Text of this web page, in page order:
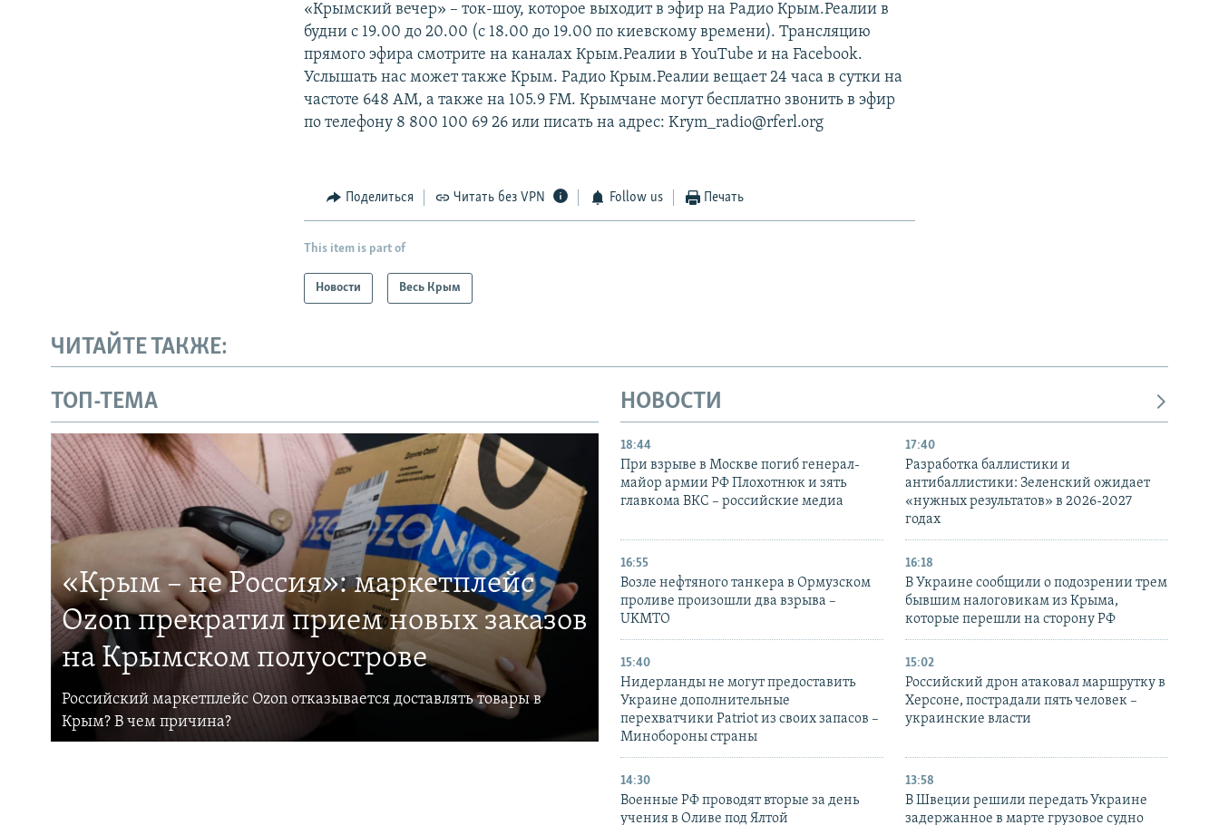
«Крымский вечер» – ток-шоу, которое выходит в эфир на Радио Крым.Реалии в
будни с 19.00 до 20.00 (с 18.00 до 19.00 по киевскому времени). Трансляцию
прямого эфира смотрите на каналах Крым.Реалии в YouTube и на Facebook.
Услышать нас может также Крым. Радио Крым.Реалии вещает 24 часа в сутки на
частоте 648 АМ, а также на 105.9 FM. Крымчане могут бесплатно звонить в эфир
по телефону 8 800 100 69 26 или писать на адрес: Krym_radio@rferl.org
Поделиться Читать без VPN Follow us Печать
This item is part of
Новости Весь Крым
ЧИТАЙТЕ ТАКЖЕ:
ТОП-ТЕМА
«Крым – не Россия»: маркетплейс
Ozon прекратил прием новых заказов
на Крымском полуострове
Российский маркетплейс Ozon отказывается доставлять товары в
Крым? В чем причина?
НОВОСТИ
18:44
При взрыве в Москве погиб генерал-
майор армии РФ Плохотнюк и зять
главкома ВКС – российские медиа
17:40
Разработка баллистики и
антибаллистики: Зеленский ожидает
«нужных результатов» в 2026-2027
годах
16:55
Возле нефтяного танкера в Ормузском
проливе произошли два взрыва –
UKMTO
16:18
В Украине сообщили о подозрении трем
бывшим налоговикам из Крыма,
которые перешли на сторону РФ
15:40
Нидерланды не могут предоставить
Украине дополнительные
перехватчики Patriot из своих запасов –
Минобороны страны
15:02
Российский дрон атаковал маршрутку в
Херсоне, пострадали пять человек –
украинские власти
14:30
Военные РФ проводят вторые за день
учения в Оливе под Ялтой
13:58
В Швеции решили передать Украине
задержанное в марте грузовое судно